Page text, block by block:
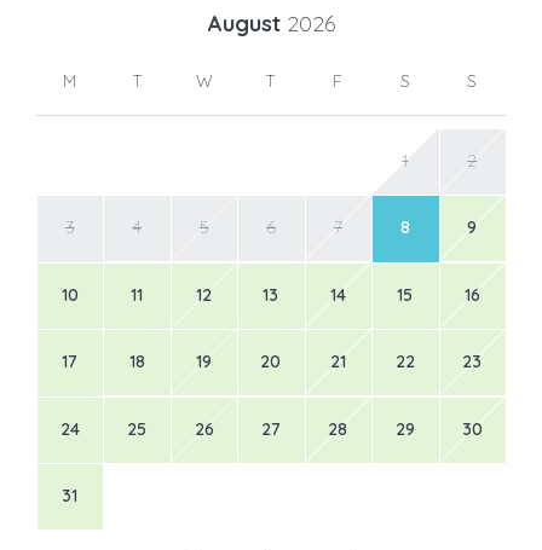
August 2026
M T W T F S S
1 2
3 4 5 6 7 8 9
10 11 12 13 14 15 16
17 18 19 20 21 22 23
24 25 26 27 28 29 30
31